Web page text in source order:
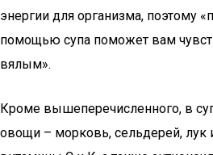
энергии для организма, поэтому
помощью супа поможет вам
вялым».
Кроме вышеперечисленного, в
овощи – морковь, сельдерей, лук